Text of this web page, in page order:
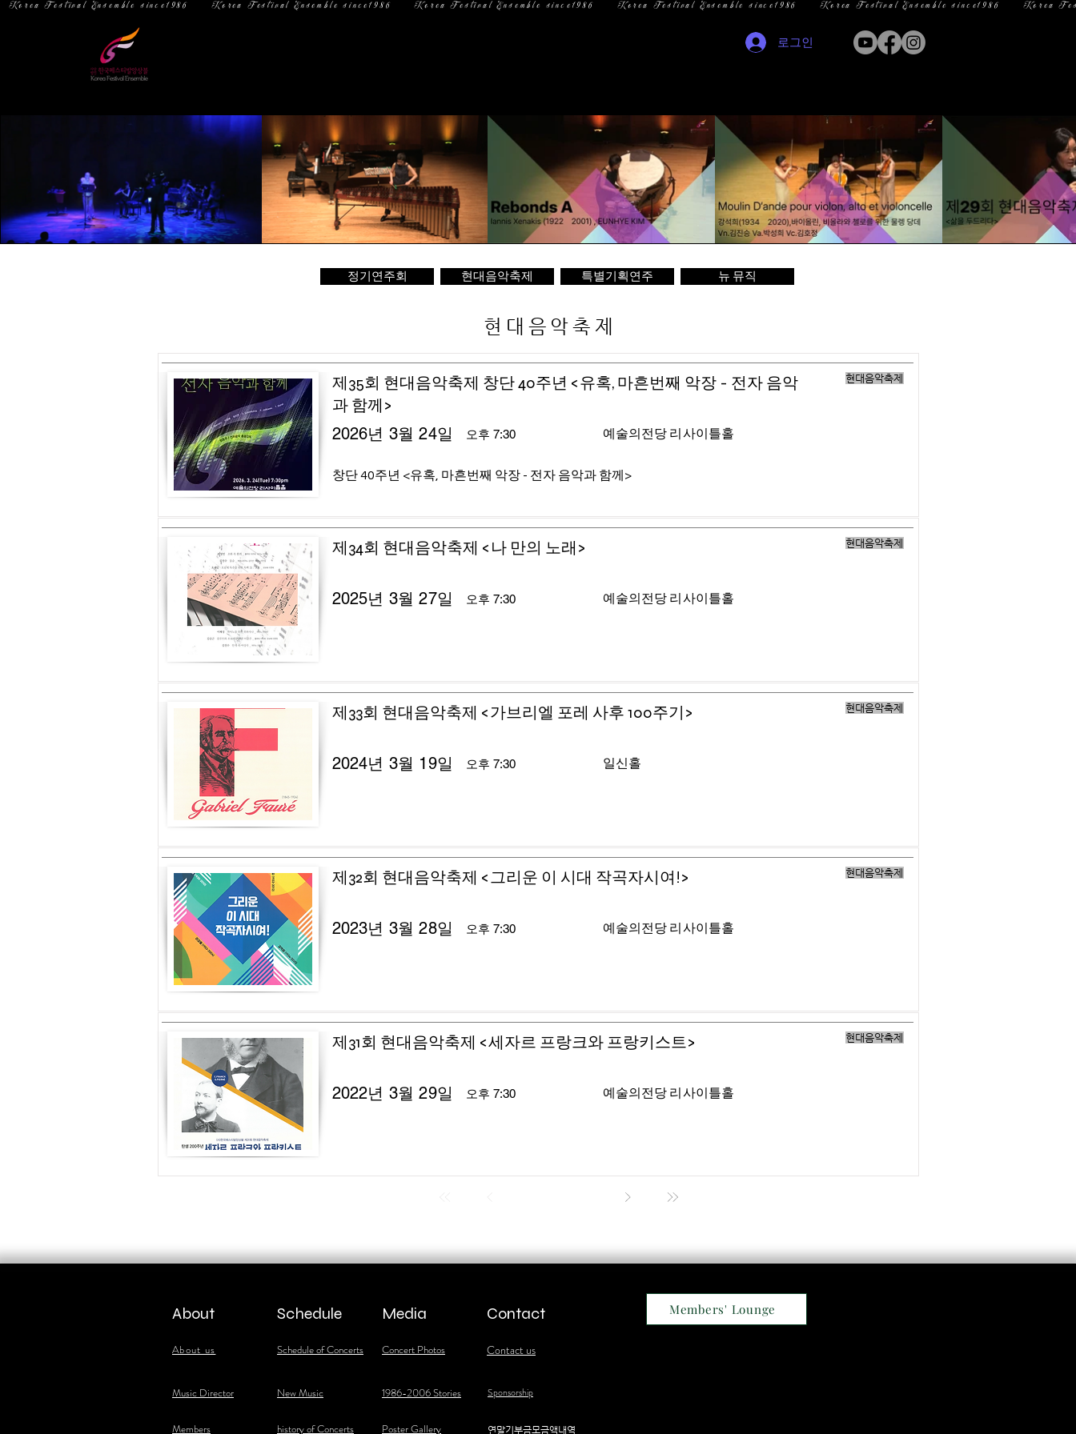
  Korea Festival Ensemble since1986
로그인
정기연주회 현대음악축제 특별기획연주 뉴 뮤직
현대음악축제
현대음악축제
제35회 현대음악축제 창단 40주년 <유혹, 마흔번째 악장 - 전자 음악
과 함께>
오후 7:30
2026년 3월 24일 예술의전당 리사이틀홀
창단 40주년 <유혹, 마흔번째 악장 - 전자 음악과 함께>
현대음악축제
제34회 현대음악축제 <나 만의 노래>
오후 7:30
2025년 3월 27일 예술의전당 리사이틀홀
현대음악축제
제33회 현대음악축제 <가브리엘 포레 사후 100주기>
오후 7:30
2024년 3월 19일 일신홀
현대음악축제
제32회 현대음악축제 <그리운 이 시대 작곡자시여!>
오후 7:30
2023년 3월 28일 예술의전당 리사이틀홀
현대음악축제
제31회 현대음악축제 <세자르 프랑크와 프랑키스트>
오후 7:30
2022년 3월 29일 예술의전당 리사이틀홀
About
About us
​Music Director
​Members
Schedule
Schedule of Concerts
Media
Concert Photos
Contact
Contact us
New Music 1986-2006 Stories Sponsorship
history of Concerts Poster Gallery ​연말기부금모금액내역
Members' Lounge